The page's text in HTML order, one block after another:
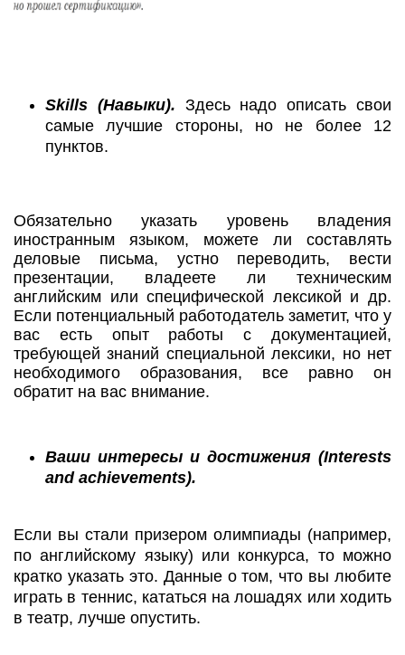
Skills (Навыки). Здесь надо описать свои
самые лучшие стороны, но не более 12
пунктов.
Обязательно указать уровень владения
иностранным языком, можете ли составлять
деловые письма, устно переводить, вести
презентации, владеете ли техническим
английским или специфической лексикой и др.
Если потенциальный работодатель заметит, что у
вас есть опыт работы с документацией,
требующей знаний специальной лексики, но нет
необходимого образования, все равно он
обратит на вас внимание.
Ваши интересы и достижения (Interests
and achievements).
Если вы стали призером олимпиады (например,
по английскому языку) или конкурса, то можно
кратко указать это. Данные о том, что вы любите
играть в теннис, кататься на лошадях или ходить
в театр, лучше опустить.